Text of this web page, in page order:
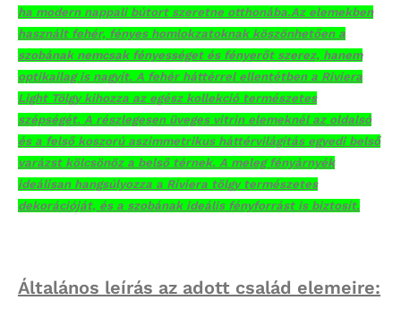
ha modern nappali bútort szeretne otthonába.Az elemekben
használt fehér, fényes homlokzatoknak köszönhetően a
szobának nemcsak fényességet és fényerőt szerez, hanem
optikailag is nagyít. A fehér háttérrel ellentétben a Riviera
Light Tölgy kihozza az egész kollekció természetes
szépségét. A részlegesen üveges vitrin elemeknél az oldalsó
és a felső koszorú aszimmetrikus háttérvilágítás egyedi belső
varázst kölcsönöz a belső térnek. A meleg fényárnyék
ideálisan hangsúlyozza a Riviera tölgy természetes
dekorációját, és a szobának ideális fényforrást is biztosít.
Általános leírás az adott család elemeire: